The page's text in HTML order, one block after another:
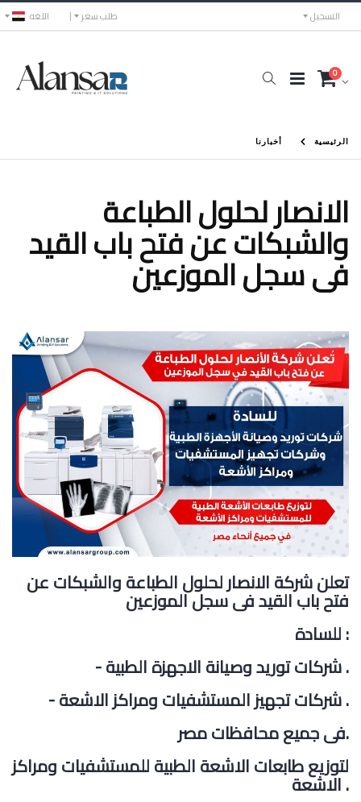
اللغه طلب سعر التسجيل
0
الرئيسية أخبارنا
الانصار لحلول الطباعة
والشبكات عن فتح باب القيد
فى سجل الموزعين
تعلن شركة الانصار لحلول الطباعة والشبكات عن
فتح باب القيد فى سجل الموزعين
للسادة :
- شركات توريد وصيانة الاجهزة الطبية .
- شركات تجهيز المستشفيات ومراكز الاشعة .
فى جميع محافظات مصر.
لتوزيع طابعات الاشعة الطبية للمستشفيات ومراكز
الاشعة .